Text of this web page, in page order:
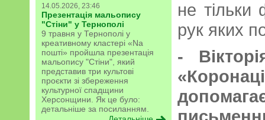
14.05.2026, 23:46
Презентація мальопису
"Стіни" у Тернополі
9 травня у Тернополі у
креативному кластері «Na
пошті» пройшла презентація
мальопису "Стіни", який
представив три культові
проєкти зі збереження
культурної спадщини
Херсонщини. Як це було:
детальніше за посиланням.
не тільки
рук яких
-